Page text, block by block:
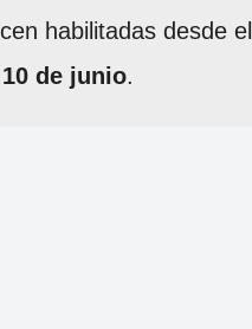
habilitadas desde el
de junio.